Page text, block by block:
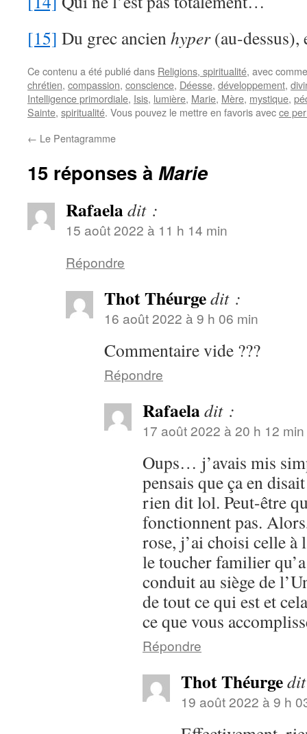
[15] Du grec ancienhyper(au-dessus),
Ce contenu a été publié dans Religions, spiritualité, avec
chrétien, compassion, conscience, Déesse, développement,
Intelligence primordiale, Isis, lumière, Marie, Mère, mystique,
Sainte, spiritualité. Vous pouvez le mettre en favoris avecce
← Le Pentagramme
15 réponses à Marie
Rafaeladit :
15 août 2022 à 11 h 14 min
Répondre
Thot Théurgedit :
16 août 2022 à 9 h 06 min
Commentaire vide ???
Répondre
Rafaeladit :
17 août 2022 à 20 h 12 min
Oups… j’avais mis
pensais que ça en
rien dit lol. Peut-être
fonctionnent pas.
rose, j’ai choisi celle à
le toucher familier
conduit au siège de
de tout ce qui est et
ce que vous
Répondre
Thot Théurge
19 août 2022 à 9 h